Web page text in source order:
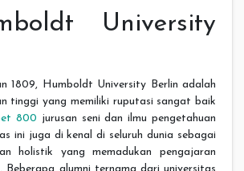
University
1809, Humboldt University Berlin adalah
tinggi yang memiliki ruputasi sangat baik
800 jurusan seni dan ilmu pengetahuan
ini juga di kenal di seluruh dunia sebagai
holistik yang memadukan pengajaran